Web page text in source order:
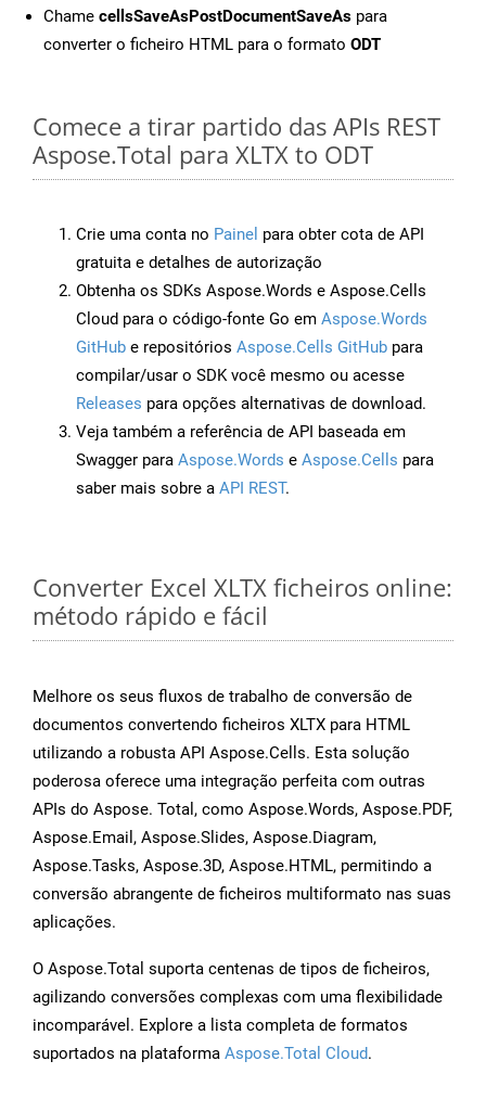
Chame cellsSaveAsPostDocumentSaveAs para
converter o ficheiro HTML para o formato ODT
Comece a tirar partido das APIs REST
Aspose.Total para XLTX to ODT
Crie uma conta no Painel para obter cota de API
gratuita e detalhes de autorização
Obtenha os SDKs Aspose.Words e Aspose.Cells
Cloud para o código-fonte Go em Aspose.Words
GitHub e repositórios Aspose.Cells GitHub para
compilar/usar o SDK você mesmo ou acesse
Releases para opções alternativas de download.
Veja também a referência de API baseada em
Swagger para Aspose.Words e Aspose.Cells para
saber mais sobre a API REST.
Converter Excel XLTX ficheiros online:
método rápido e fácil
Melhore os seus fluxos de trabalho de conversão de
documentos convertendo ficheiros XLTX para HTML
utilizando a robusta API Aspose.Cells. Esta solução
poderosa oferece uma integração perfeita com outras
APIs do Aspose. Total, como Aspose.Words, Aspose.PDF,
Aspose.Email, Aspose.Slides, Aspose.Diagram,
Aspose.Tasks, Aspose.3D, Aspose.HTML, permitindo a
conversão abrangente de ficheiros multiformato nas suas
aplicações.
O Aspose.Total suporta centenas de tipos de ficheiros,
agilizando conversões complexas com uma flexibilidade
incomparável. Explore a lista completa de formatos
suportados na plataforma Aspose.Total Cloud.